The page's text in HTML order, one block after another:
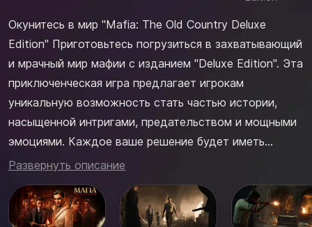
Окунитесь в мир "Mafia: The Old Country Deluxe
Edition" Приготовьтесь погрузиться в захватывающий
и мрачный мир мафии с изданием "Deluxe Edition". Эта
приключенческая игра предлагает игрокам
уникальную возможность стать частью истории,
насыщенной интригами, предательством и мощными
эмоциями. Каждое ваше решение будет иметь
последствия, открывая новые пути в опасной игре,
управляя персонажами, которые имеют свои
собственные мотивы и...
Развернуть описание